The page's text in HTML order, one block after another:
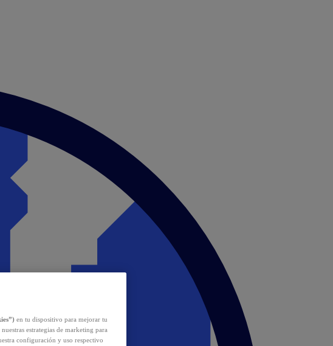
en tu dispositivo para mejorar tu
estrategias de marketing para
configuración y uso respectivo